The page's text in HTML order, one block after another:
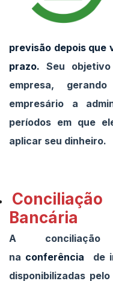
previsão depois que
prazo. Seu
empresa,
empresário a
períodos em que
aplicar seu dinheiro.
Conciliação
Bancária
A conciliação
na conferência de
disponibilizadas